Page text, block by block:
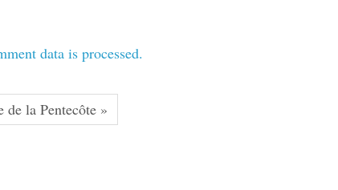
data is processed.
de la Pentecôte »